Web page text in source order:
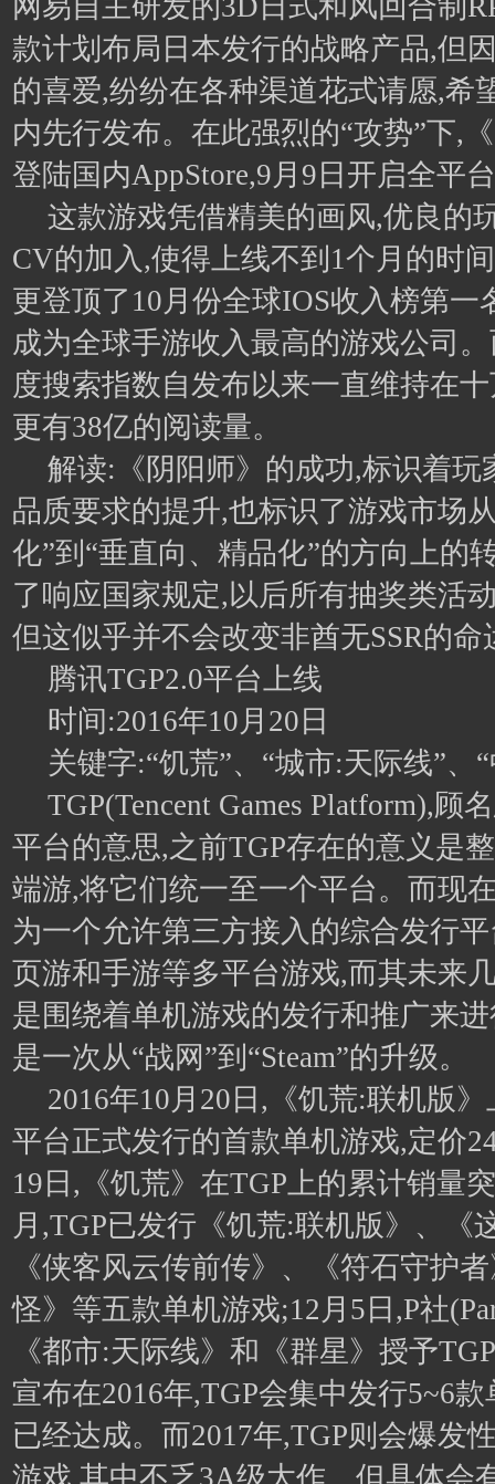
网易自主研发的3D日式和风回合制
款计划布局日本发行的战略产品,但
的喜爱,纷纷在各种渠道花式请愿,希
内先行发布。在此强烈的“攻势”下,
登陆国内AppStore,9月9日开启全平
这款游戏凭借精美的画风,优良的
CV的加入,使得上线不到1个月的时
更登顶了10月份全球IOS收入榜第一
成为全球手游收入最高的游戏公司
度搜索指数自发布以来一直维持在
更有38亿的阅读量。
解读:《阴阳师》的成功,标识着玩
品质要求的提升,也标识了游戏市场
化”到“垂直向、精品化”的方向上的
了响应国家规定,以后所有抽奖类活
但这似乎并不会改变非酋无SSR的
腾讯TGP2.0平台上线
时间:2016年10月20日
关键字:“饥荒”、“城市:天际线”、“
TGP(Tencent Games Platform),顾
平台的意思,之前TGP存在的意义是
端游,将它们统一至一个平台。而现
为一个允许第三方接入的综合发行
页游和手游等多平台游戏,而其未来
是围绕着单机游戏的发行和推广来
是一次从“战网”到“Steam”的升级。
2016年10月20日,《饥荒:联机版》
平台正式发行的首款单机游戏,定价
19日,《饥荒》在TGP上的累计销量
月,TGP已发行《饥荒:联机版》、《
《侠客风云传前传》、《符石守护
怪》等五款单机游戏;12月5日,P社
《都市:天际线》和《群星》授予
宣布在2016年,TGP会集中发行5~6
已经达成。而2017年,TGP则会爆发
游戏,其中不乏3A级大作。但具体会